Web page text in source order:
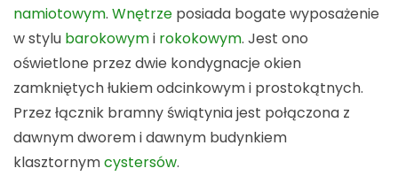
namiotowym. Wnętrze posiada bogate wyposażenie
w stylu barokowymi rokokowym. Jest ono
oświetlone przez dwie kondygnacje okien
zamkniętych łukiem odcinkowym i prostokątnych.
Przez łącznik bramny świątynia jest połączona z
dawnym dworem i dawnym budynkiem
klasztornymcystersów.